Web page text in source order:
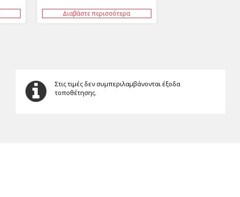
Διαβάστε περισσότερα
Στις τιμές δεν συμπεριλαμβάνονται έξοδα
τοποθέτησης.